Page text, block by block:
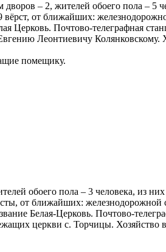
дворов – 2, жителей обоего пола –
вёрст, от ближайших:
Церковь. Почтово-телеграфная
Леонтиевичу Колянковскому.
помещику.
обоего пола – 3 человека, из
от ближайших:
Белая-Церковь. Почтово-
церкви с. Торчицы. Хозяйство